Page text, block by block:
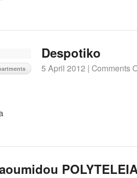
Despotiko
5 April 2012 | Comments